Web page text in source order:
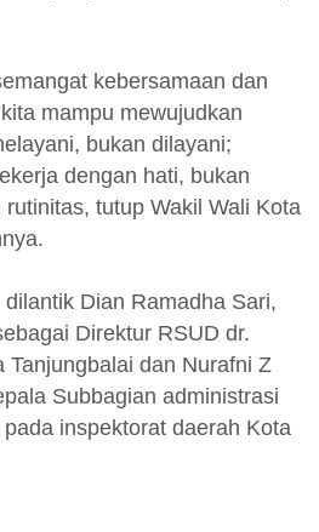
kebersamaan dan
mampu mewujudkan
bukan dilayani;
dengan hati, bukan
tutup Wakil Wali Kota
Dian Ramadha Sari,
Direktur RSUD dr.
Tanjungbalai dan Nurafni Z
Subbagian administrasi
inspektorat daerah Kota